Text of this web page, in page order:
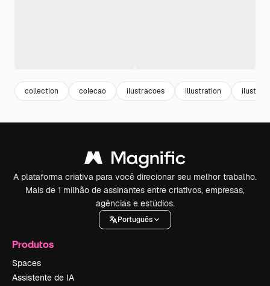
collection colecao ilustracoes illustration
A plataforma criativa para você direcionar seu melhor trabalho.
Mais de 1 milhão de assinantes entre criativos, empresas,
agências e estúdios.
Português
Produtos
Spaces
Assistente de IA